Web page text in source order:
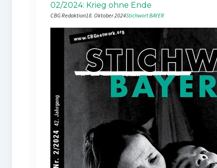
02/2024: Krieg ohne Ende
CBG Redaktion18. Oktober 2024Stichwort BAYER